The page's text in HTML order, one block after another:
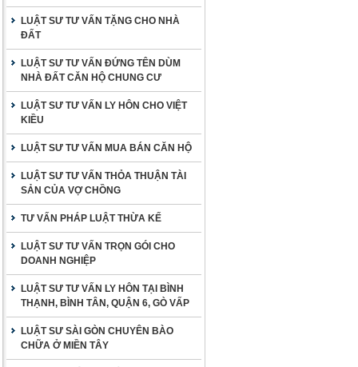
LUẬT SƯ TƯ VẤN TẶNG CHO NHÀ
ĐẤT
LUẬT SƯ TƯ VẤN ĐỨNG TÊN DÙM
NHÀ ĐẤT CĂN HỘ CHUNG CƯ
LUẬT SƯ TƯ VẤN LY HÔN CHO VIỆT
KIỀU
LUẬT SƯ TƯ VẤN MUA BÁN CĂN HỘ
LUẬT SƯ TƯ VẤN THỎA THUẬN TÀI
SẢN CỦA VỢ CHỒNG
TƯ VẤN PHÁP LUẬT THỪA KẾ
LUẬT SƯ TƯ VẤN TRỌN GÓI CHO
DOANH NGHIỆP
LUẬT SƯ TƯ VẤN LY HÔN TẠI BÌNH
THẠNH, BÌNH TÂN, QUẬN 6, GÒ VẤP
LUẬT SƯ SÀI GÒN CHUYÊN BÀO
CHỮA Ở MIỀN TÂY